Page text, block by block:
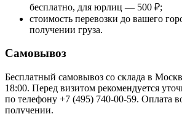
бесплатно, для юрлиц — 500 ₽;
стоимость перевозки до вашего
получении груза.
Самовывоз
Бесплатный самовывоз со склада в
18:00. Перед визитом рекомендуется
по телефону +7 (495) 740-00-59. Оплата
получении.